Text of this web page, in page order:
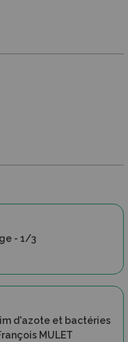
- 1/3
d'azote et bactéries
MULET